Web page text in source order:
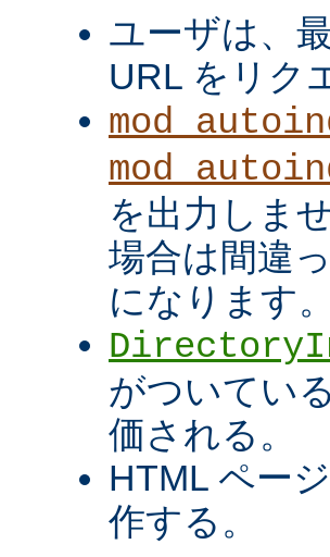
ユーザは、
URL をリク
を出力しま
場合は間違
になります。
がついてい
価される。
HTML ペー
作する。